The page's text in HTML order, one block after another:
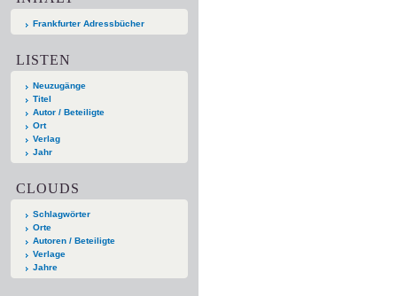
Frankfurter Adressbücher
LISTEN
Neuzugänge
Titel
Autor / Beteiligte
Ort
Verlag
Jahr
CLOUDS
Schlagwörter
Orte
Autoren / Beteiligte
Verlage
Jahre